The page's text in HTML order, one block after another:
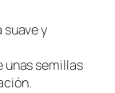
y
unas semillas